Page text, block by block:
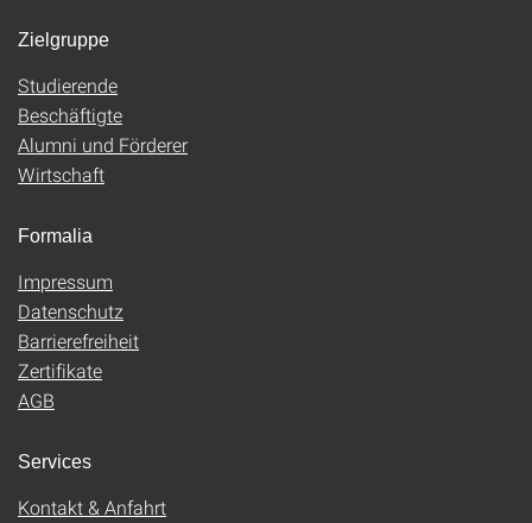
Zielgruppe
Studierende
Beschäftigte
Alumni und Förderer
Wirtschaft
Formalia
Impressum
Datenschutz
Barrierefreiheit
Zertifikate
AGB
Services
Kontakt & Anfahrt